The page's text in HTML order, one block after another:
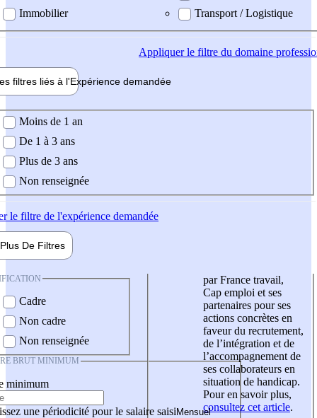
Immobilier
Transport / Logistique
Appliquerle filtre du domaine
filtres liés à l'Expérience demandée
demandée
Moins de 1 an
De 1 à 3 ans
Plus de 3 ans
Non renseignée
le filtre de l'expérience demandée
Plus De Filtres
Cadre
Non cadre
Non renseignée
BRUT MINIMUM
minimum
une périodicité pour le salaire saisi
par France travail,
Cap emploi et ses
partenaires pour ses
actions concrètes en
faveur du recrutement,
de l’intégration et de
l’accompagnement de
ses collaborateurs en
situation de handicap.
Pour en savoir plus,
consultez cet article.